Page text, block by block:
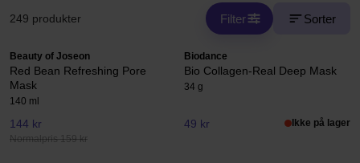
249 produkter Filter Sorter
Beauty of Joseon
Red Bean Refreshing Pore
Mask
140 ml
144 kr
Normalpris 159 kr
Biodance
Bio Collagen-Real Deep Mask
34 g
49 kr Ikke på lager